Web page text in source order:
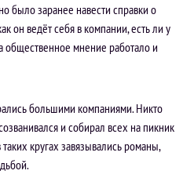
было заранее навести справки о
он ведёт себя в компании, есть ли у
общественное мнение работало и
большими компаниями. Никто
и собирал всех на пикник
кругах завязывались романы,